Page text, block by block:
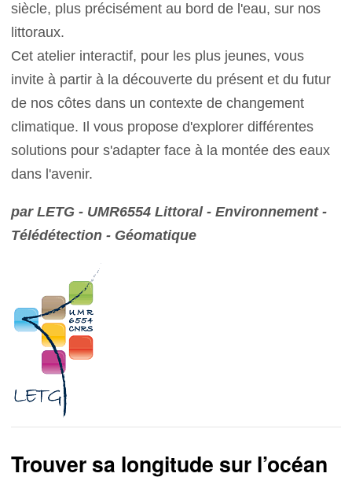
siècle, plus précisément au bord de l'eau, sur nos
littoraux.
Cet atelier interactif, pour les plus jeunes, vous
invite à partir à la découverte du présent et du futur
de nos côtes dans un contexte de changement
climatique. Il vous propose d'explorer différentes
solutions pour s'adapter face à la montée des eaux
dans l'avenir.
par LETG - UMR6554 Littoral - Environnement -
Télédétection - Géomatique
Trouver sa longitude sur l’océan